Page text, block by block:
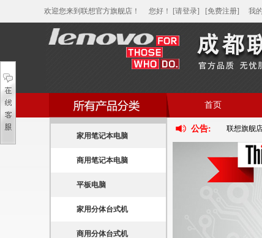
欢迎您来到联想官方旗舰店！ 您好 ！ [请登录] [免费注册] 我
家用笔记本电脑
商用笔记本电脑
平板电脑
家用分体台式机
商用分体台式机
首页
帮助中心
家用笔记本电脑
商用笔记本电脑
平板电脑
家用分体台式机
商用分体台式机
公告: 联想旗舰